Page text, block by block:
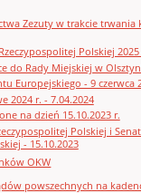
Zezuty w trakcie trwania
Polskiej 2025
do Rady Miejskiej w
Europejskiego - 9 czerwca
2024 r. - 7.04.2024
na dzień 15.10.2023 r.
Polskiej i
- 15.10.2023
OKW
powszechnych na